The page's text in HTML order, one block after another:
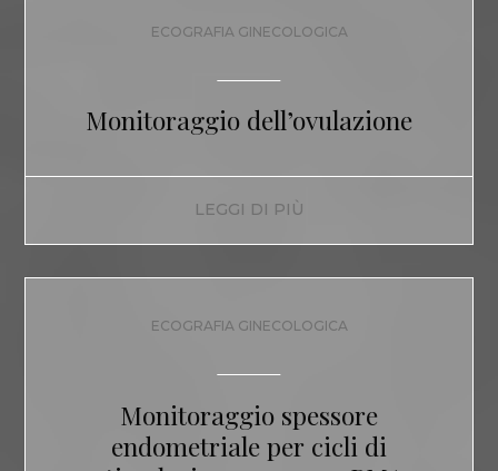
ECOGRAFIA GINECOLOGICA
Monitoraggio dell’ovulazione
LEGGI DI PIÙ
ECOGRAFIA GINECOLOGICA
Monitoraggio spessore
endometriale per cicli di